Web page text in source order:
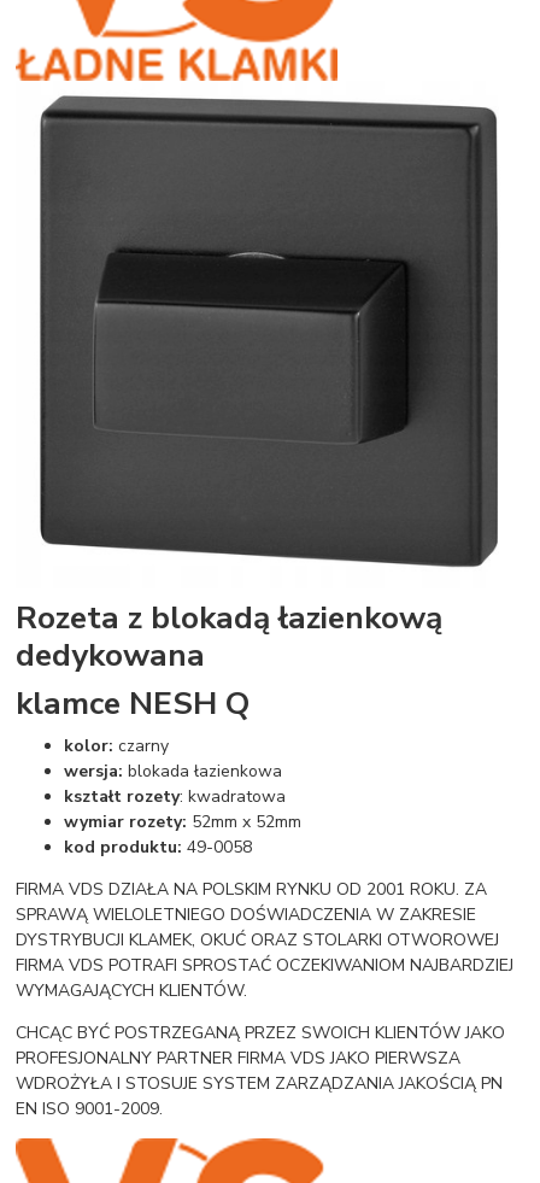
Rozeta z blokadą łazienkową
dedykowana
klamce NESH Q
kolor: czarny
wersja: blokada łazienkowa
kształt rozety: kwadratowa
wymiar rozety: 52mm x 52mm
kod produktu: 49-0058
FIRMA VDS DZIAŁA NA POLSKIM RYNKU OD 2001 ROKU. ZA
SPRAWĄ WIELOLETNIEGO DOŚWIADCZENIA W ZAKRESIE
DYSTRYBUCJI KLAMEK, OKUĆ ORAZ STOLARKI OTWOROWEJ
FIRMA VDS POTRAFI SPROSTAĆ OCZEKIWANIOM NAJBARDZIEJ
WYMAGAJĄCYCH KLIENTÓW.
CHCĄC BYĆ POSTRZEGANĄ PRZEZ SWOICH KLIENTÓW JAKO
PROFESJONALNY PARTNER FIRMA VDS JAKO PIERWSZA
WDROŻYŁA I STOSUJE SYSTEM ZARZĄDZANIA JAKOŚCIĄ PN
EN ISO 9001-2009.